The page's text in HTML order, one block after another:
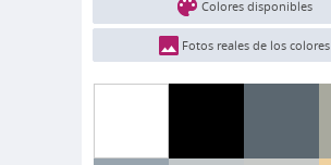
Colores disponibles
Fotos reales de los colores